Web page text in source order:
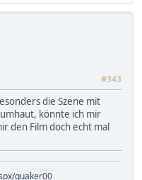
#343
die Szene mit
könnte ich mir
den Film doch echt mal
quaker00